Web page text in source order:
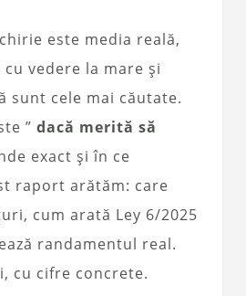
este media reală,
vedere la mare și
sunt cele mai căutate.
” dacă merită să
exact și în ce
raport arătăm: care
cum arată Ley 6/2025
randamentul real.
cu cifre concrete.